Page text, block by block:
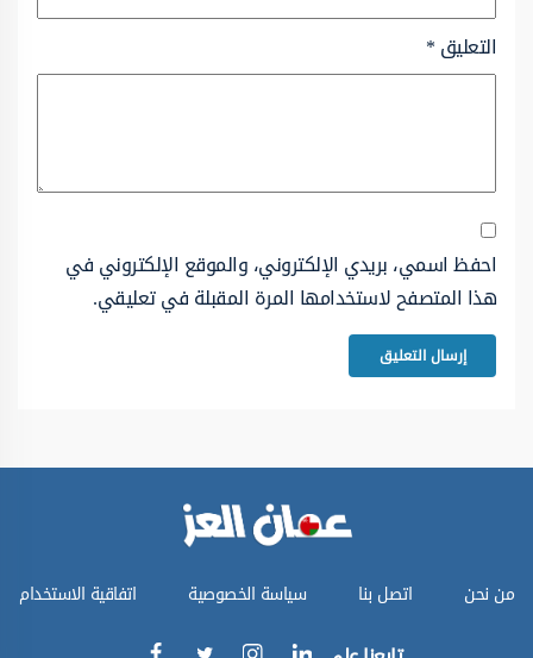
التعليق*
احفظ اسمي، بريدي الإلكتروني، والموقع الإلكتروني في
هذا المتصفح لاستخدامها المرة المقبلة في تعليقي.
من نحن اتصل بنا سياسة الخصوصية اتفاقية الاستخدام